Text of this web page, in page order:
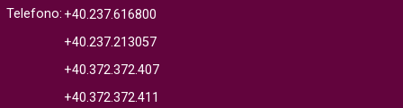
Telefono: +40.237.616800
+40.237.213057
+40.372.372.407
+40.372.372.411